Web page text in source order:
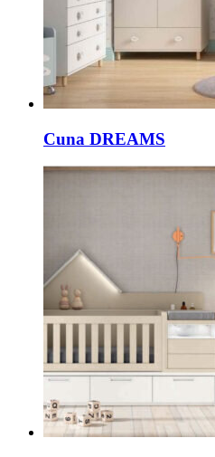
Cuna DREAMS